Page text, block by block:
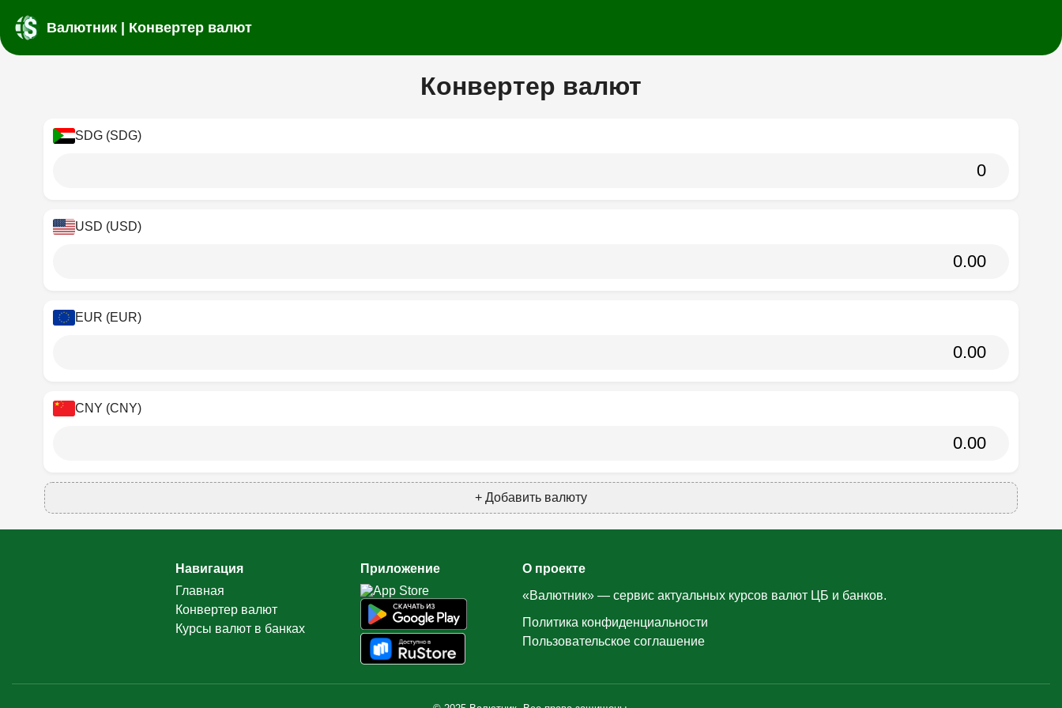
Валютник | Конвертер валют
Конвертер валют
SDG (SDG)
USD (USD)
EUR (EUR)
CNY (CNY)
+ Добавить валюту
Навигация
Главная
Конвертер валют
Курсы валют в банках
Приложение
О проекте
«Валютник» — сервис актуальных курсов валют ЦБ и банков.
Политика конфиденциальности
Пользовательское соглашение